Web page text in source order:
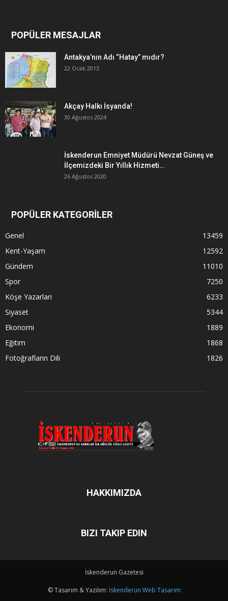
POPÜLER MESAJLAR
Antakya’nın Adı “Hatay” mıdır?
22 Ocak 2013
Akçay Halkı İsyanda!
30 Ağustos 2024
İskenderun Emniyet Müdürü Nevzat Güneş ve
İlçemizdeki Bir Yıllık Hizmeti…
26 Ağustos 2020
POPÜLER KATEGORİLER
Genel
13459
Kent-Yaşam
12592
Gündem
11010
Spor
7250
Köşe Yazarları
6233
Siyaset
5344
Ekonomi
1889
Eğitim
1868
Fotoğrafların Dili
1826
HAKKIMIZDA
BIZI TAKIP EDIN
İskenderun Gazetesi
© Tasarım & Yazılım: İskenderun Web Tasarım